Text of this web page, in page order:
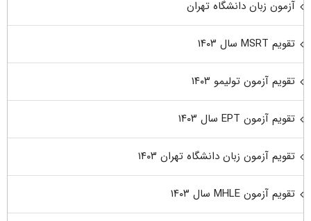
آزمون زبان دانشگاه تهران
تقویم MSRT سال ۱۴۰۳
تقویم آزمون تولیمو ۱۴۰۳
تقویم آزمون EPT سال ۱۴۰۳
تقویم آزمون زبان دانشگاه تهران ۱۴۰۳
تقویم آزمون MHLE سال ۱۴۰۳